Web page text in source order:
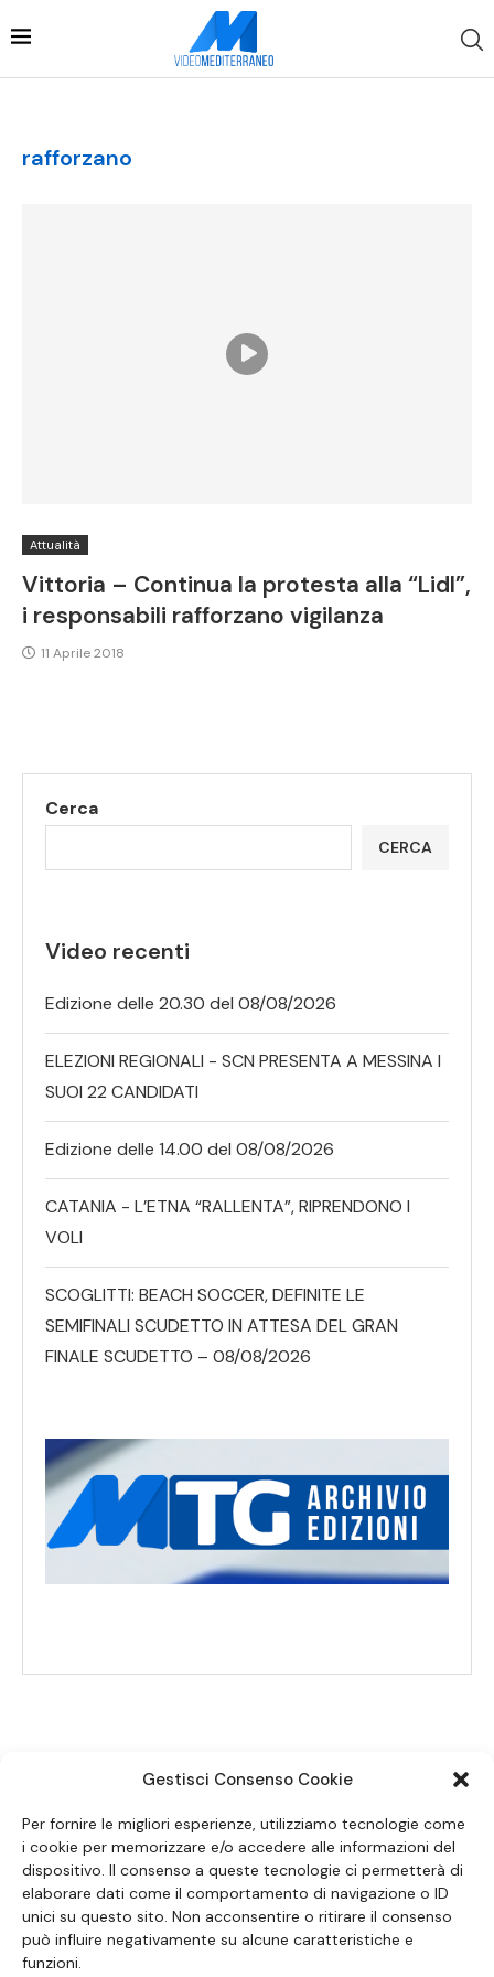
Gestisci Consenso Cookie
Per fornire le migliori esperienze, utilizziamo tecnologie come
i cookie per memorizzare e/o accedere alle informazioni del
dispositivo. Il consenso a queste tecnologie ci permetterà di
elaborare dati come il comportamento di navigazione o ID
unici su questo sito. Non acconsentire o ritirare il consenso
può influire negativamente su alcune caratteristiche e
funzioni.
rafforzano
Attualità
Vittoria – Continua la protesta alla “Lidl”,
i responsabili rafforzano vigilanza
11 Aprile 2018
Cerca
CERCA
Video recenti
Edizione delle 20.30 del 08/08/2026
ELEZIONI REGIONALI - SCN PRESENTA A MESSINA I
SUOI 22 CANDIDATI
Edizione delle 14.00 del 08/08/2026
CATANIA - L’ETNA “RALLENTA”, RIPRENDONO I
VOLI
SCOGLITTI: BEACH SOCCER, DEFINITE LE
SEMIFINALI SCUDETTO IN ATTESA DEL GRAN
FINALE SCUDETTO – 08/08/2026
SEGUICI SUI SOCIAL